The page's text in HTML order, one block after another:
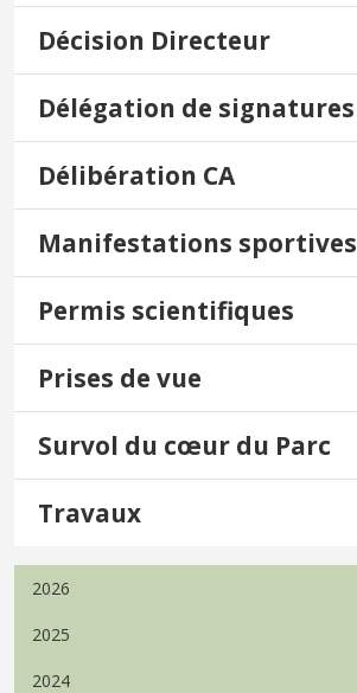
Décision Directeur
Délégation de signatures
Délibération CA
Manifestations sportives
Permis scientifiques
Prises de vue
Survol du cœur du Parc
Travaux
2026
2025
2024